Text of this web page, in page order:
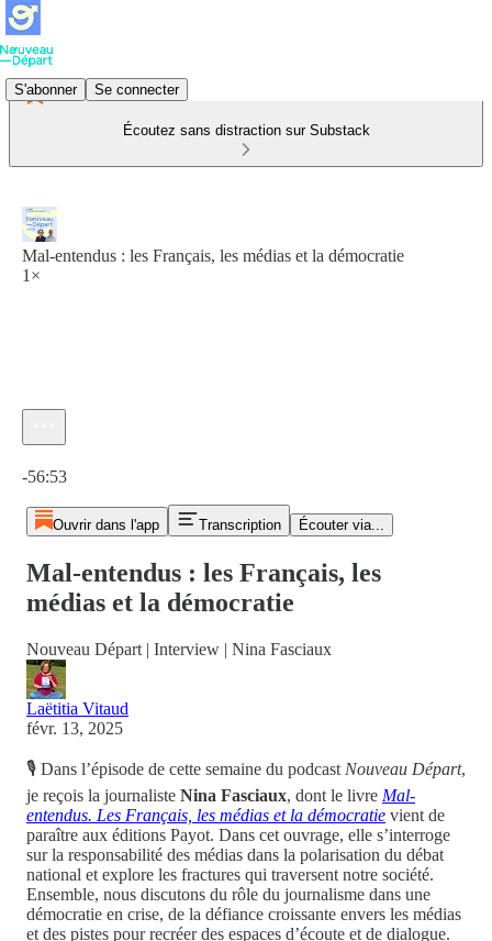
S'abonner Se connecter
Écoutez sans distraction sur Substack
Mal-entendus : les Français, les médias et la démocratie
1×
-56:53
Ouvrir dans l'app Transcription Écouter via...
Mal-entendus : les Français, les
médias et la démocratie
Nouveau Départ | Interview | Nina Fasciaux
Laëtitia Vitaud
févr. 13, 2025
🎙️ Dans l’épisode de cette semaine du podcast Nouveau Départ,
je reçois la journaliste Nina Fasciaux, dont le livre Mal-
entendus. Les Français, les médias et la démocratie vient de
paraître aux éditions Payot. Dans cet ouvrage, elle s’interroge
sur la responsabilité des médias dans la polarisation du débat
national et explore les fractures qui traversent notre société.
Ensemble, nous discutons du rôle du journalisme dans une
démocratie en crise, de la défiance croissante envers les médias
et des pistes pour recréer des espaces d’écoute et de dialogue.